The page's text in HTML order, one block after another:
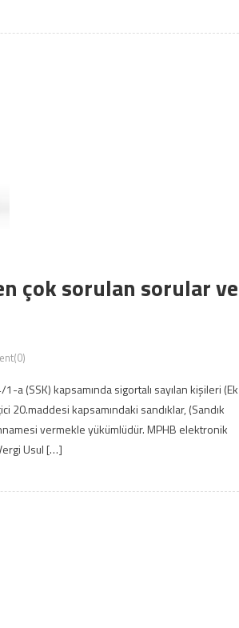
çok sorulan sorular ve
(SSK) kapsamında sigortalı sayılan kişileri
20.maddesi kapsamındaki sandıklar, (Sandık
vermekle yükümlüdür. MPHB elektronik
Usul […]